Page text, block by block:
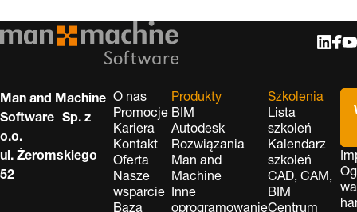
Man and Machine
Software Sp. z
o.o.
ul. Żeromskiego
52
O nas
Promocje
Kariera
Kontakt
Oferta
Nasze
wsparcie
Baza
Produkty
BIM
Autodesk
Rozwiązania
Man and
Machine
Inne
oprogramowanie
Szkolenia
Lista
szkoleń
Kalendarz
szkoleń
CAD, CAM,
BIM
Centrum